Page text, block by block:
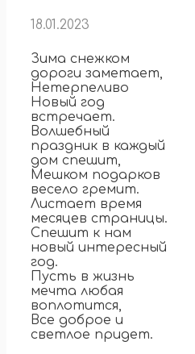
18.01.2023
Зима снежком
дороги заметает,
Нетерпеливо
Новый год
встречает.
Волшебный
праздник в каждый
дом спешит,
Мешком подарков
весело гремит.
Листает время
месяцев страницы.
Спешит к нам
новый интересный
год.
Пусть в жизнь
мечта любая
воплотится,
Все доброе и
светлое придет.